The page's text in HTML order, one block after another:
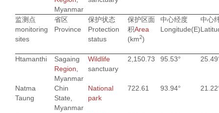
Myanmar
监测点
monitoring
sites
省区
Province
保护状态
Protection
status
保护区面
积Area
(km2)
中心经度
Longitude(E)
中心
Htamanthi
Sagaing
Region
Myanmar
Wildlife
sanctuary
2,150.73 95.53°
Natma
Taung
Chin
State,
Myanmar
National
park
722.61 93.94°